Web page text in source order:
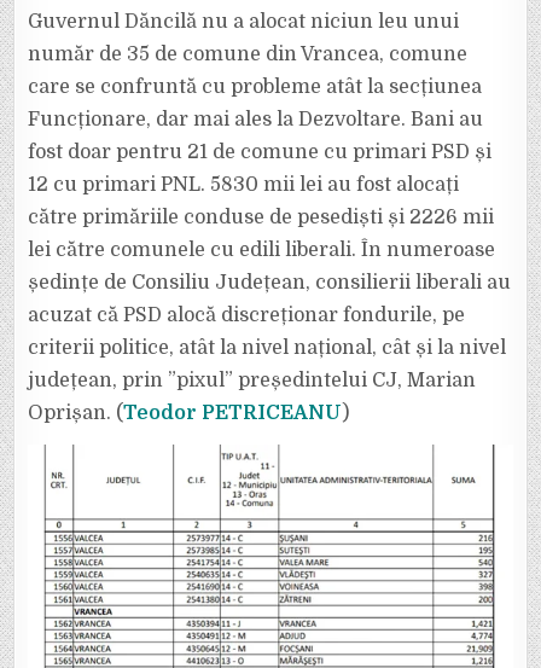
ÎMPĂRȚIT
GUVERNUL
DĂNCILĂ
BANII
PRIMĂRIILE
DIN
5830
MII
LEI
CĂTRE
PSD
ȘI
MII
CĂTRE
PNL.
35
DE
COMUNE
DIN
N-
Guvernul Dăncilă nu a alocat niciun leu unui
număr de 35 de comune din Vrancea, comune
care se confruntă cu probleme atât la secțiunea
Funcționare, dar mai ales la Dezvoltare. Bani au
fost doar pentru 21 de comune cu primari PSD și
12 cu primari PNL. 5830 mii lei au fost alocați
către primăriile conduse de pesediști și 2226 mii
lei către comunele cu edili liberali. În numeroase
ședințe de Consiliu Județean, consilierii liberali au
acuzat că PSD alocă discreționar fondurile, pe
criterii politice, atât la nivel național, cât și la nivel
județean, prin ”pixul” președintelui CJ, Marian
Oprișan. (Teodor PETRICEANU)